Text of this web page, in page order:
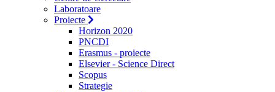
Laboratoare
Proiecte
Horizon 2020
PNCDI
Erasmus - proiecte
Elsevier - Science Direct
Scopus
Strategie